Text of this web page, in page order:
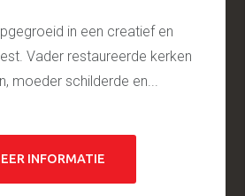
in een creatief en
Vader restaureerde kerken
moeder schilderde en...
INFORMATIE